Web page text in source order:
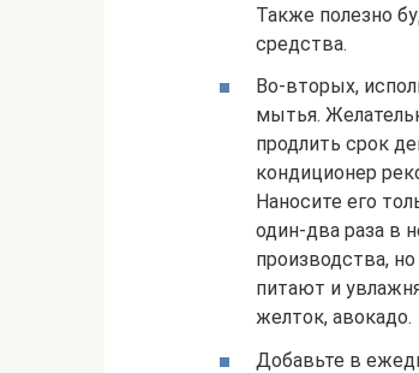
Также полезно
средства.
Во-вторых,
мытья.
продлить срок
кондиционер
Наносите его
один-два раза в
производства,
питают и
желток, авокадо.
Добавьте в